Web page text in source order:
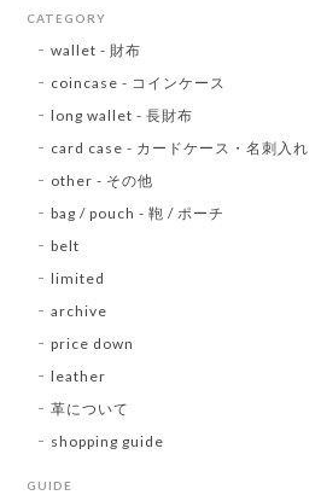
CATEGORY
wallet - 財布
coincase - コインケース
long wallet - 長財布
card case - カードケース・名刺入れ
other - その他
bag / pouch - 鞄 / ポーチ
belt
limited
archive
price down
leather
革について
shopping guide
GUIDE